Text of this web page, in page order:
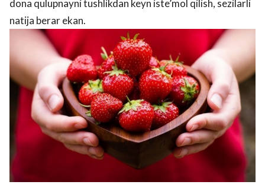
dona qulupnayni tushlikdan keyn iste’mol qilish, sezilarli
natija berar ekan.